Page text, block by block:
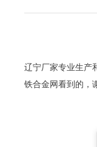
辽宁厂家专业生产
铁合金网看到的，